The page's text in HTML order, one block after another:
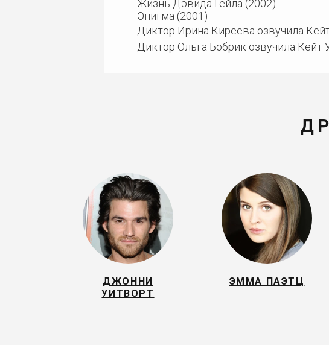
Жизнь Дэвида Гейла (2002)
Энигма (2001)
Диктор Ирина Киреева озвучила
Диктор Ольга Бобрик озвучила Кейт
ДЖОННИ
УИТВОРТ
ЭММА ПАЭТЦ